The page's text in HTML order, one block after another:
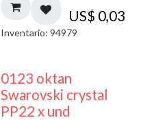
US$ 0,03
Inventario: 94979
0123 oktan
Swarovski crystal
PP22 x und